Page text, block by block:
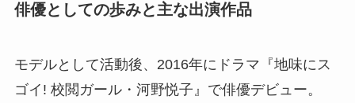
俳優としての歩みと主な出演作品
モデルとして活動後、2016年にドラマ『地味にス
ゴイ! 校閲ガール・河野悦子』で俳優デビュー。